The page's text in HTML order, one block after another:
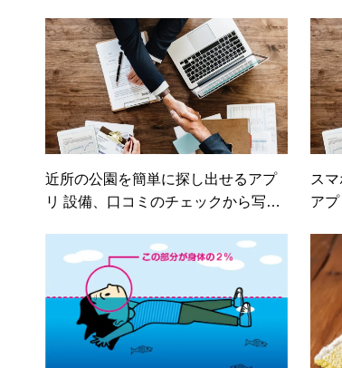
近所の公園を簡単に探し出せるアプ
リ 設備、口コミのチェックから写真
経DUAL）
ス
ア
（